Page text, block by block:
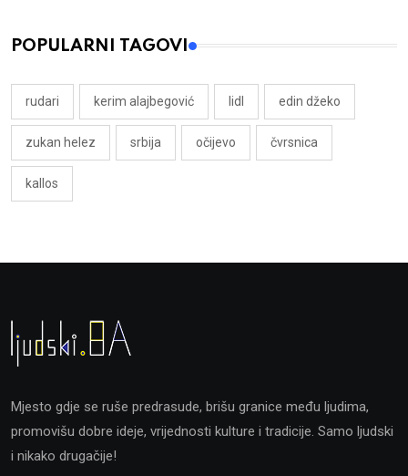
POPULARNI TAGOVI
rudari kerim alajbegović lidl edin džeko
zukan helez srbija očijevo čvrsnica
kallos
Mjesto gdje se ruše predrasude, brišu granice među ljudima,
promovišu dobre ideje, vrijednosti kulture i tradicije. Samo ljudski
i nikako drugačije!